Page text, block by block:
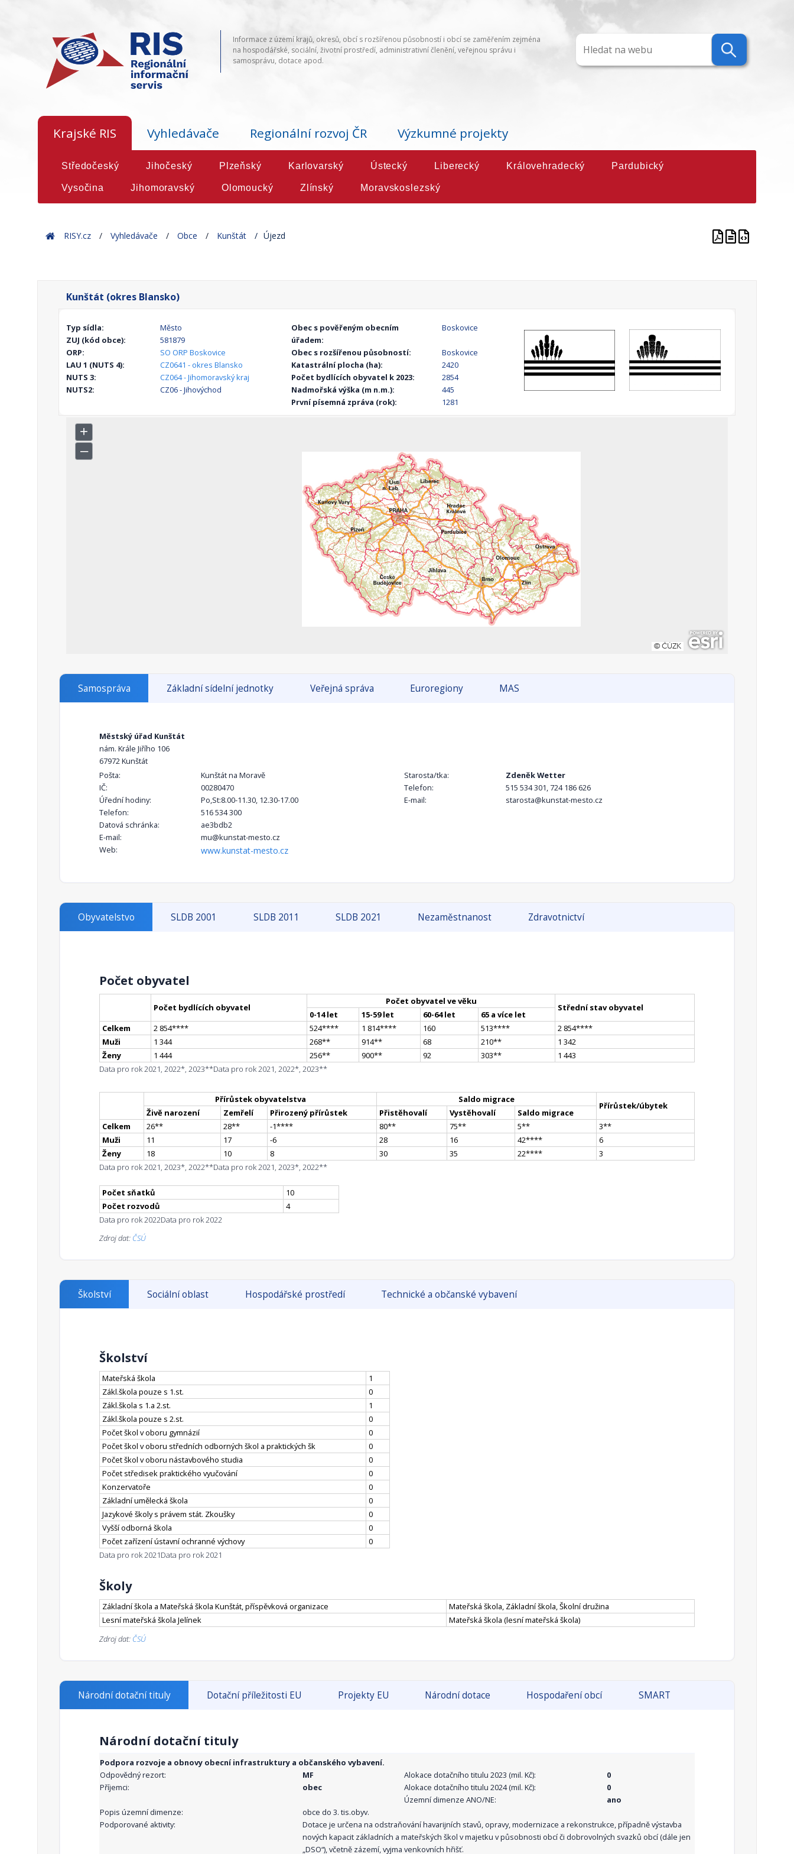
Informace z území krajů, okresů, obcí s rozšířenou působností i obcí se zaměřením zejména
na hospodářské, sociální, životní prostředí, administrativní členění, veřejnou správu i
samosprávu, dotace apod.
Krajské RIS Vyhledávače Regionální rozvoj ČR Výzkumné projekty
Středočeský Jihočeský Plzeňský Karlovarský Ústecký Liberecký Královehradecký Pardubický
Vysočina Jihomoravský Olomoucký Zlínský Moravskoslezský
HomeRISY.cz Vyhledávače Obce Kunštát Újezd
Kunštát (okres Blansko)
Typ sídla:
Město
ZUJ (kód obce):
581879
ORP:
SO ORP Boskovice
LAU 1 (NUTS 4):
CZ0641 - okres Blansko
NUTS 3:
CZ064 - Jihomoravský kraj
NUTS2:
CZ06 - Jihovýchod
Obec s pověřeným obecním
úřadem:
Boskovice
Obec s rozšířenou působností:
Boskovice
Katastrální plocha (ha):
2420
Počet bydlících obyvatel k 2023:
2854
Nadmořská výška (m n.m.):
445
První písemná zpráva (rok):
1281
Samospráva Základní sídelní jednotky Veřejná správa Euroregiony MAS
Městský úřad Kunštát
nám. Krále Jiřího 106
67972 Kunštát
Pošta:
Kunštát na Moravě
IČ:
00280470
Úřední hodiny:
Po,St:8.00-11.30, 12.30-17.00
Telefon:
516 534 300
Datová schránka:
ae3bdb2
E-mail:
mu@kunstat-mesto.cz
Web:
www.kunstat-mesto.cz
Starosta/tka:
Zdeněk Wetter
Telefon:
515 534 301, 724 186 626
E-mail:
starosta@kunstat-mesto.cz
Obyvatelstvo SLDB 2001 SLDB 2011 SLDB 2021 Nezaměstnanost Zdravotnictví
Počet obyvatel
Počet bydlících obyvatel
Počet obyvatel ve věku
Střední stav obyvatel
0-14 let 15-59 let 60-64 let
65 a více let
Celkem
2 854**** 524**** 1 814**** 160 513**** 2 854****
Muži
1 344 268** 914** 68 210**
1 342
Ženy
1 444 256** 900** 92 303**
1 443
Data pro rok 2021, 2022*, 2023**Data pro rok 2021, 2022*, 2023**
Přírůstek obyvatelstva Saldo migrace
Přírůstek/úbytek
Živě narození Zemřelí Přirozený přírůstek Přistěhovalí Vystěhovalí
Saldo migrace
Celkem
26** 28** -1**** 80** 75** 5** 3**
Muži
11 17 -6 28 16 42****
6
Ženy
18 10 8 30 35 22****
3
Data pro rok 2021, 2023*, 2022**Data pro rok 2021, 2023*, 2022**
Počet sňatků
10
Počet rozvodů
4
Data pro rok 2022Data pro rok 2022
Zdroj dat: ČSÚ
Školství Sociální oblast Hospodářské prostředí Technické a občanské vybavení
Školství
Mateřská škola
1
Zákl.škola pouze s 1.st.
0
Zákl.škola s 1.a 2.st.
1
Zákl.škola pouze s 2.st.
0
Počet škol v oboru gymnázií
0
Počet škol v oboru středních odborných škol a praktických šk
0
Počet škol v oboru nástavbového studia
0
Počet středisek praktického vyučování
0
Konzervatoře
0
Základní umělecká škola
0
Jazykové školy s právem stát. Zkoušky
0
Vyšší odborná škola
0
Počet zařízení ústavní ochranné výchovy
0
Data pro rok 2021Data pro rok 2021
Školy
Základní škola a Mateřská škola Kunštát, příspěvková organizace
Mateřská škola, Základní škola, Školní družina
Lesní mateřská škola Jelínek
Mateřská škola (lesní mateřská škola)
Zdroj dat: ČSÚ
Národní dotační tituly Dotační příležitosti EU Projekty EU Národní dotace Hospodaření obcí SMART
Národní dotační tituly
Podpora rozvoje a obnovy obecní infrastruktury a občanského vybavení.
Odpovědný rezort:
MF
Příjemci:
obec
Alokace dotačního titulu 2023 (mil. Kč):
0
Alokace dotačního titulu 2024 (mil. Kč):
0
Územní dimenze ANO/NE:
ano
Popis územní dimenze:
obce do 3. tis.obyv.
Podporované aktivity:
Dotace je určena na odstraňování havarijních stavů, opravy, modernizace a rekonstrukce, případně výstavba
nových kapacit základních a mateřských škol v majetku v působnosti obcí či dobrovolných svazků obcí (dále jen
„DSO“), včetně zázemí, vyjma venkovních hřišť.